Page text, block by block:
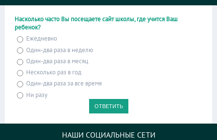
Насколько часто Вы посещаете сайт школы, где учится Ваш
ребенок?
Ежедневно
Один-два раза в неделю
Один-два раза в месяц
Несколько раз в год
Один-два раза за все время
Ни разу
НАШИ СОЦИАЛЬНЫЕ СЕТИ